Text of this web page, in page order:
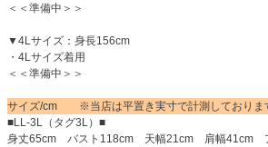
＜＜準備中＞＞
▼4Lサイズ：身長156cm
・4Lサイズ着用
＜＜準備中＞＞
サイズ/cm ※当店は平置き実寸で計測しておりま
■LL-3L（タグ3L）■
身丈65cm バスト118cm 天幅21cm 肩幅41cm